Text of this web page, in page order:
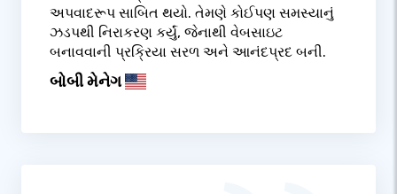
અપવાદરૂપ સાબિત થયો. તેમણે કોઈપણ સમસ્યાનું
ઝડપથી નિરાકરણ કર્યું, જેનાથી વેબસાઇટ
બનાવવાની પ્રક્રિયા સરળ અને આનંદપ્રદ બની.
બોબી મેનેગ